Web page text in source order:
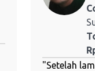
"Setelah